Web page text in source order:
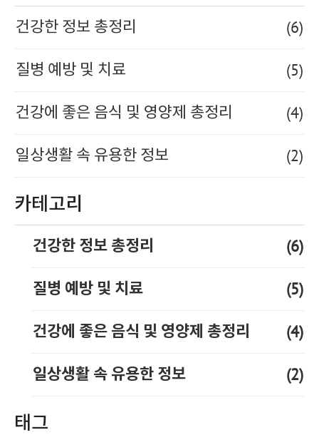
건강한 정보 총정리 (6)
질병 예방 및 치료 (5)
건강에 좋은 음식 및 영양제 총정리 (4)
일상생활 속 유용한 정보 (2)
카테고리
건강한 정보 총정리 (6)
질병 예방 및 치료 (5)
건강에 좋은 음식 및 영양제 총정리 (4)
일상생활 속 유용한 정보 (2)
태그